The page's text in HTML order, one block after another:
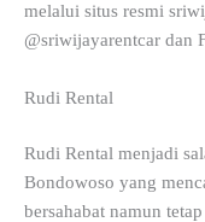
melalui situs resmi
@sriwijayarentcar dan
Rudi Rental
Rudi Rental menjadi
Bondowoso yang
bersahabat namun